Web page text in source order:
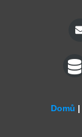
Domů |